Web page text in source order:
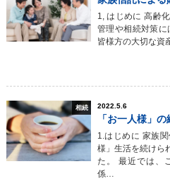
1, はじめに 高齢
管理や相続対策
皆様方の大切な資
相続 2022.5.6
「お一人様」
1.はじめに 家族
様」生活を続けら
た。 最近では、
係…